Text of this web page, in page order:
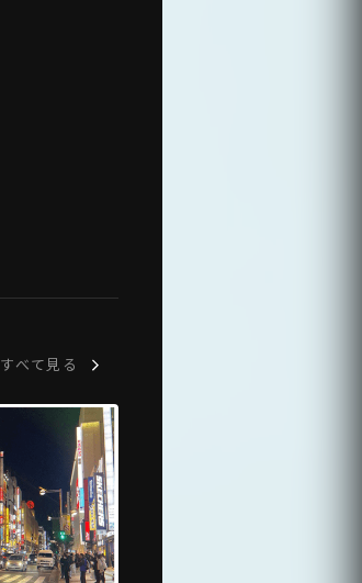
すべて見る